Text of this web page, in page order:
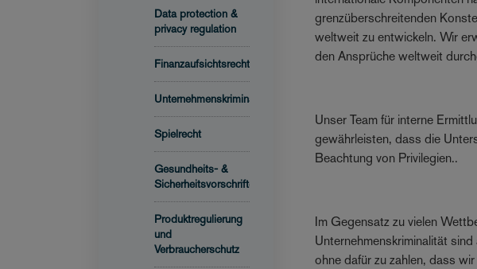
Data protection &
privacy regulation
Finanzaufsichtsrecht
Unternehmenskriminalität
Spielrecht
Gesundheits- &
Sicherheitsvorschriften
Produktregulierung
und
Verbraucherschutz
grenzüberschreitenden
weltweit zu entwickeln. Wir
den Ansprüche weltweit
Unser Team für interne
gewährleisten, dass die
Beachtung von Privilegien..
Im Gegensatz zu vielen
Unternehmenskriminalität
ohne dafür zu zahlen, dass